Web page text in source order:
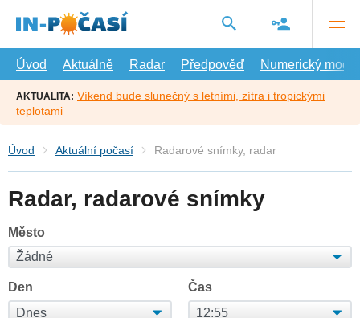
hlavní
Úvod
Aktuálně Radar Předpověď Numerický model
AKTUALITA: Víkend bude slunečný s letními, zítra i tropickými
teplotami
Úvod Aktuální počasí Radarové snímky, radar
Radar, radarové snímky
Město
Den Čas